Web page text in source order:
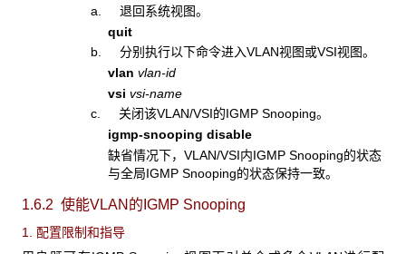
a. 退回系统视图。
quit
b. 分别执行以下命令进入VLAN视图或VSI视图。
vlan vlan-id
vsi vsi-name
c. 关闭该VLAN/VSI的IGMP Snooping。
igmp-snooping disable
缺省情况下，VLAN/VSI内IGMP Snooping的状态
与全局IGMP Snooping的状态保持一致。
1.6.2 使能VLAN 的IGMP Snooping
1. 配置限制和指导